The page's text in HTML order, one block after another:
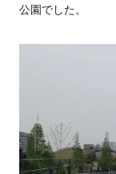
公園でした。